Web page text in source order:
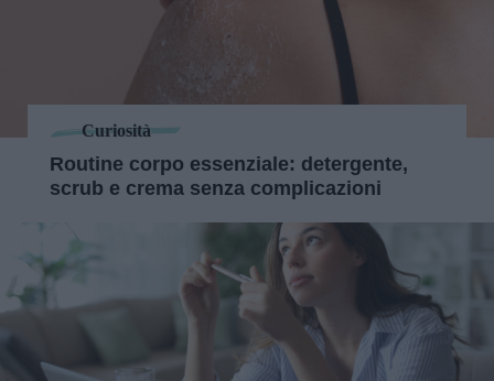
Curiosità
Routine corpo essenziale: detergente,
scrub e crema senza complicazioni